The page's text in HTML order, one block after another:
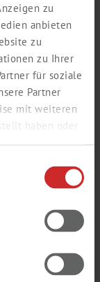
zu
anbieten
zu
zu Ihrer
für soziale
Partner
mit weiteren
haben oder
gesammelt